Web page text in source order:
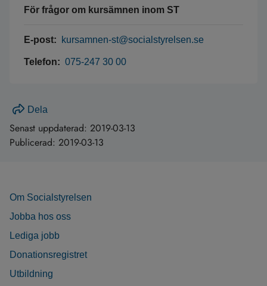
För frågor om kursämnen inom ST
E-post: kursamnen-st@socialstyrelsen.se
Telefon: 075-247 30 00
Dela
Senast uppdaterad: 2019-03-13
Publicerad: 2019-03-13
Om Socialstyrelsen
Jobba hos oss
Lediga jobb
Donationsregistret
Utbildning